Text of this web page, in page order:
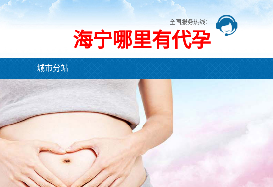
全国服务热线：
海宁哪里有代孕
城市分站